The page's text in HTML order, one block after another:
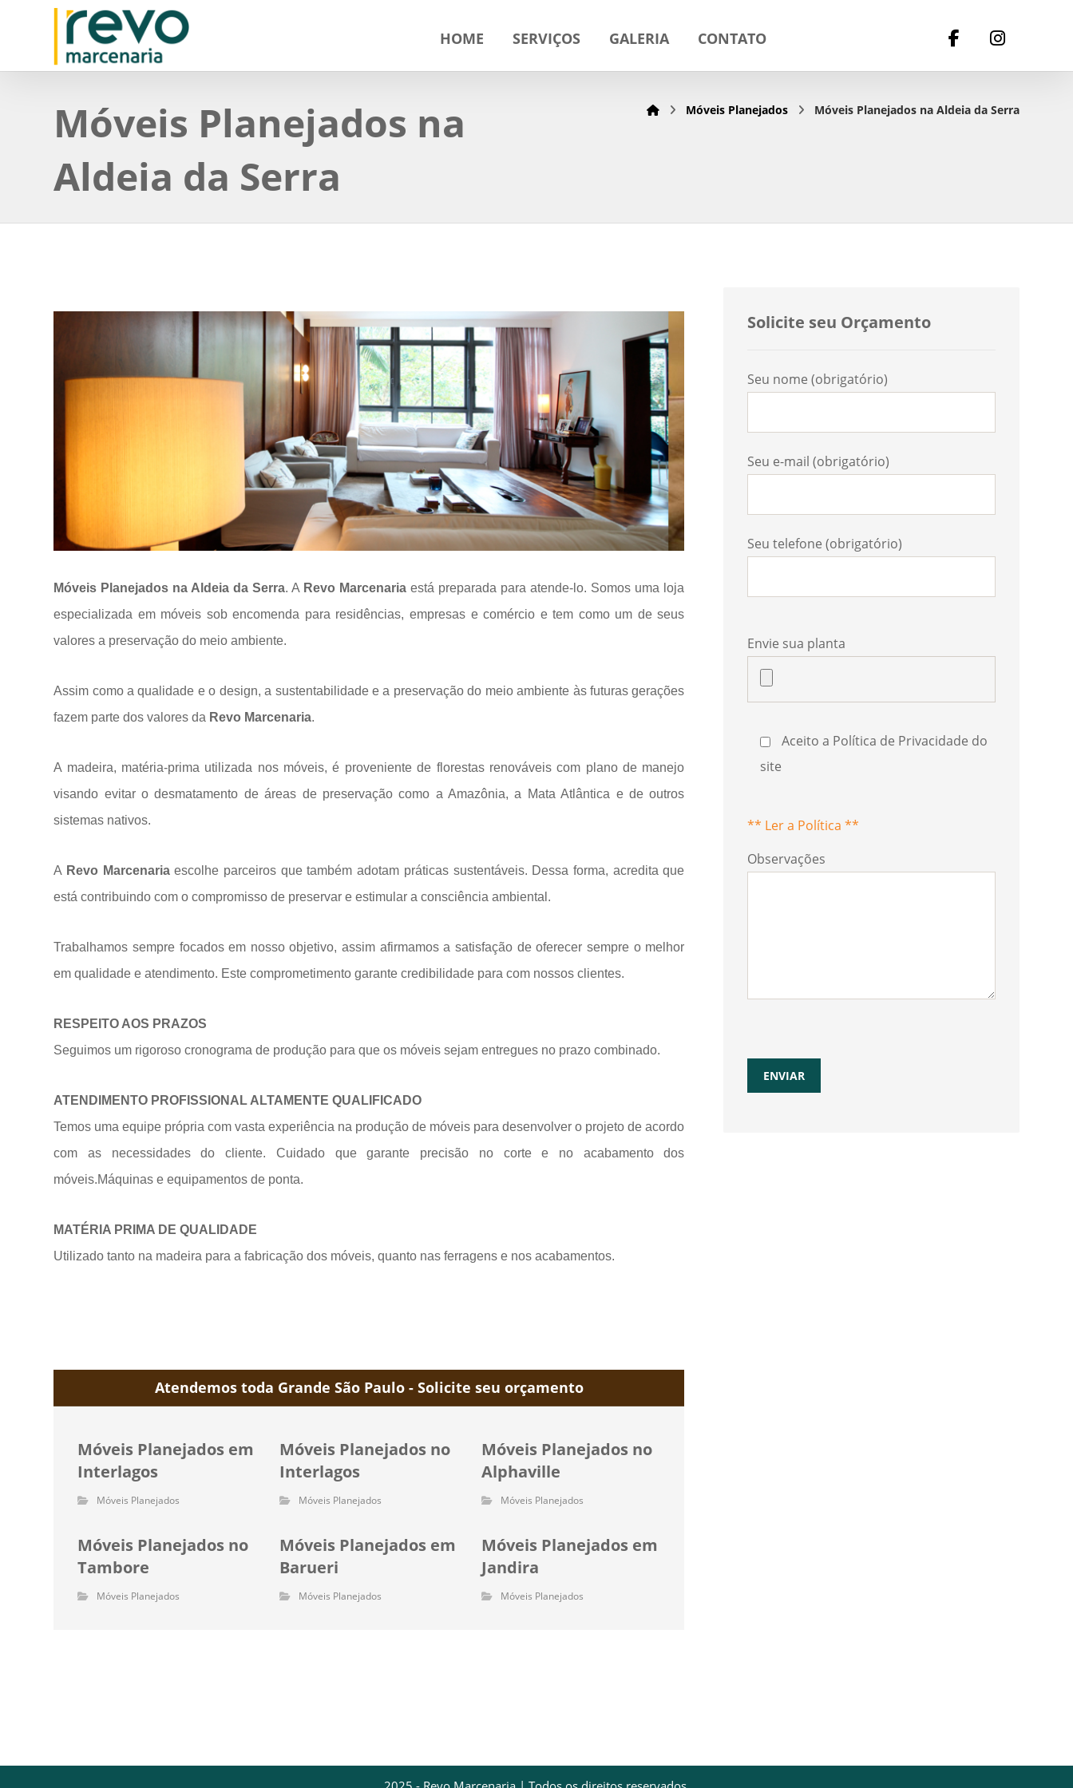
HOME SERVIÇOS GALERIA CONTATO
Móveis Planejados na
Aldeia da Serra
Móveis Planejados Móveis Planejados na Aldeia da Serra
Móveis Planejados na Aldeia da Serra. A Revo Marcenaria está preparada para atende-lo. Somos uma loja
especializada em móveis sob encomenda para residências, empresas e comércio e tem como um de seus
valores a preservação do meio ambiente.
Assim como a qualidade e o design, a sustentabilidade e a preservação do meio ambiente às futuras gerações
fazem parte dos valores da Revo Marcenaria.
A madeira, matéria-prima utilizada nos móveis, é proveniente de florestas renováveis com plano de manejo
visando evitar o desmatamento de áreas de preservação como a Amazônia, a Mata Atlântica e de outros
sistemas nativos.
A Revo Marcenariaescolhe parceiros que também adotam práticas sustentáveis. Dessa forma, acredita que
está contribuindo com o compromisso de preservar e estimular a consciência ambiental.
Trabalhamos sempre focados em nosso objetivo, assim afirmamos a satisfação de oferecer sempre o melhor
em qualidade e atendimento. Este comprometimento garante credibilidade para com nossos clientes.
RESPEITO AOS PRAZOS
Seguimos um rigoroso cronograma de produção para que os móveis sejam entregues no prazo combinado.
ATENDIMENTO PROFISSIONAL ALTAMENTE QUALIFICADO
Temos uma equipe própria com vasta experiência na produção de móveis para desenvolver o projeto de acordo
com as necessidades do cliente. Cuidado que garante precisão no corte e no acabamento dos
móveis.Máquinas e equipamentos de ponta.
MATÉRIA PRIMA DE QUALIDADE
Utilizado tanto na madeira para a fabricação dos móveis, quanto nas ferragens e nos acabamentos.
Atendemos toda Grande São Paulo - Solicite seu orçamento
Móveis Planejados em
Interlagos
Móveis Planejados
Móveis Planejados no
Interlagos
Móveis Planejados
Móveis Planejados no
Alphaville
Móveis Planejados
Móveis Planejados no
Tambore
Móveis Planejados
Móveis Planejados em
Barueri
Móveis Planejados
Móveis Planejados em
Jandira
Móveis Planejados
Solicite seu Orçamento
Seu nome (obrigatório)
Seu e-mail (obrigatório)
Seu telefone (obrigatório)
Envie sua planta
Aceito a Política de Privacidade do
site
** Ler a Política **
Observações